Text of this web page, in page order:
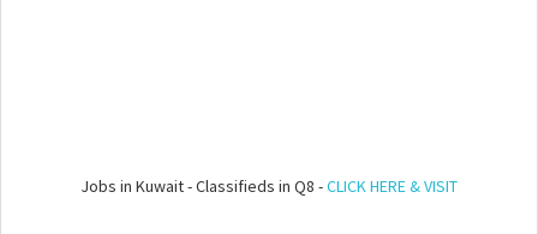
Jobs in Kuwait - Classifieds in Q8 -CLICK HERE & VISIT